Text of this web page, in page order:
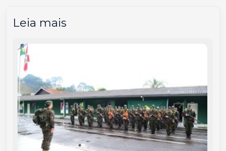
Leia mais